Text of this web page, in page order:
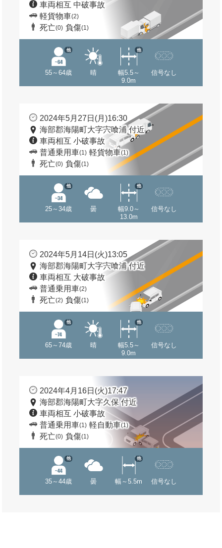
車両相互 中破事故
軽貨物車(2)
死亡(0) 負傷(1)
55～64歳
他
晴
幅5.5～
9.0m
他
信号なし
2024年5月27日(月)16:30
海部郡海陽町大字宍喰浦 付近
車両相互 小破事故
普通乗用車(1) 軽貨物車(1)
死亡(0) 負傷(1)
25～34歳
他
曇
幅9.0～
13.0m
他
信号なし
2024年5月14日(火)13:05
海部郡海陽町大字宍喰浦 付近
車両相互 大破事故
普通乗用車(2)
死亡(2) 負傷(1)
65～74歳
他
晴
幅5.5～
9.0m
他
信号なし
2024年4月16日(火)17:47
海部郡海陽町大字久保 付近
車両相互 小破事故
普通乗用車(1) 軽自動車(1)
死亡(0) 負傷(1)
35～44歳
他
曇 幅～5.5m
他
信号なし